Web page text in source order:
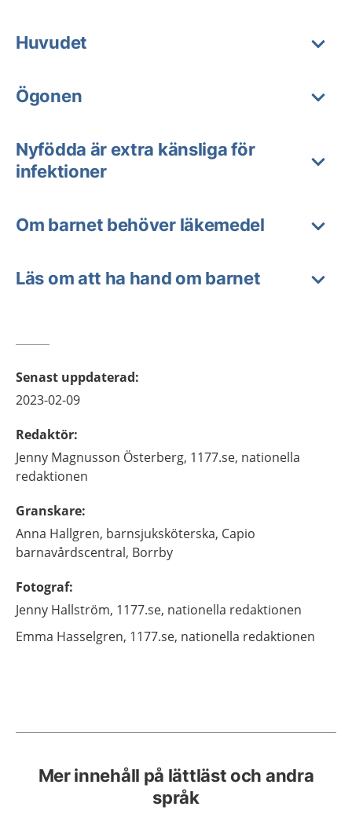
Huvudet
Ögonen
Nyfödda är extra känsliga för
infektioner
Om barnet behöver läkemedel
Läs om att ha hand om barnet
Senast uppdaterad:
2023-02-09
Redaktör:
Jenny Magnusson Österberg, 1177.se, nationella
redaktionen
Granskare:
Anna Hallgren, barnsjuksköterska, Capio
barnavårdscentral, Borrby
Fotograf:
Jenny Hallström, 1177.se, nationella redaktionen
Emma Hasselgren, 1177.se, nationella redaktionen
Mer innehåll på lättläst och andra
språk